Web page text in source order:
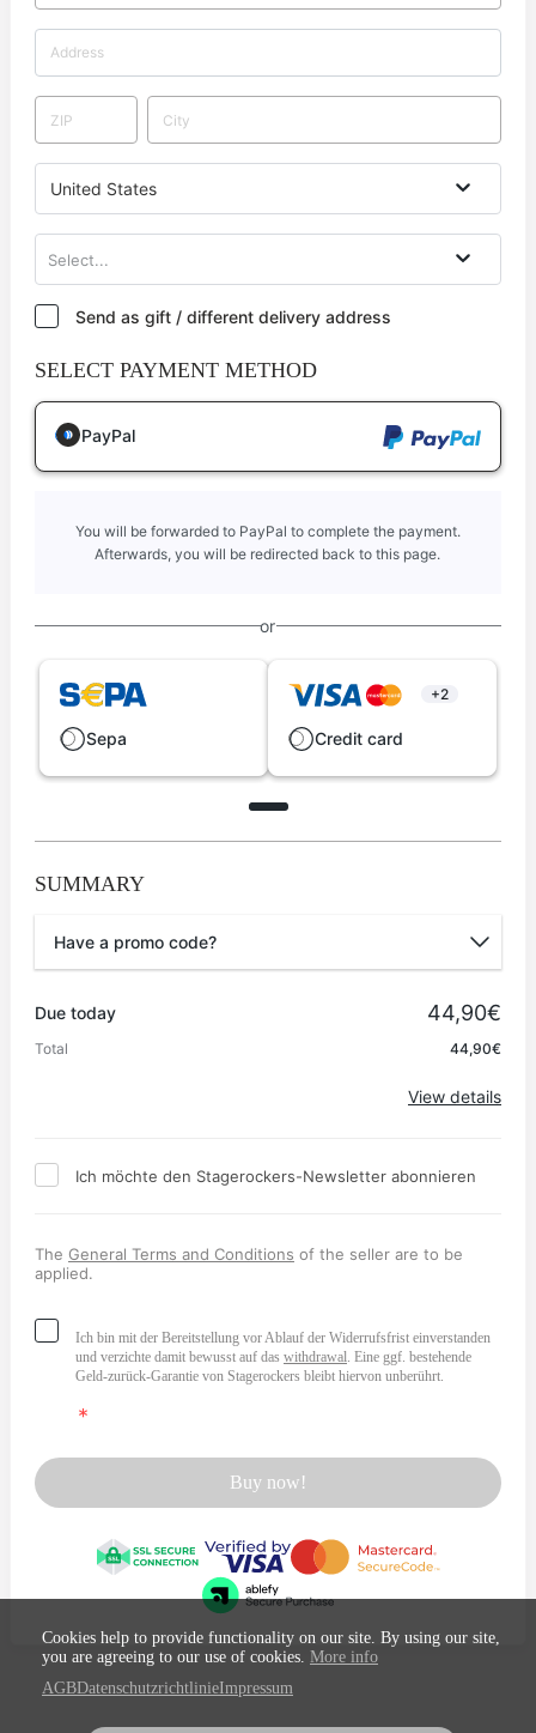
United States
Select...
Send as gift / different delivery address
SELECT PAYMENT METHOD
PayPal
You will be forwarded to PayPal to complete the payment.
Afterwards, you will be redirected back to this page.
or
Sepa
+2
Credit card
SUMMARY
Have a promo code?
Due today 44,90€
Total 44,90€
View details
Ich möchte den Stagerockers-Newsletter abonnieren
The General Terms and Conditions of the seller are to be
applied.
Ich bin mit der Bereitstellung vor Ablauf der Widerrufsfrist einverstanden
und verzichte damit bewusst auf das withdrawal . Eine ggf. bestehende
Geld-zurück-Garantie von Stagerockers bleibt hiervon unberührt.
Buy now!
Cookies help to provide functionality on our site. By using our site,
you are agreeing to our use of cookies. More info
AGBDatenschutzrichtlinieImpressum